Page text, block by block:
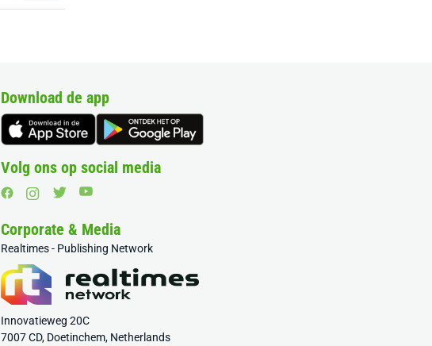
Download de app
Volg ons op social media
Corporate & Media
Realtimes - Publishing Network
Innovatieweg 20C
7007 CD, Doetinchem, Netherlands